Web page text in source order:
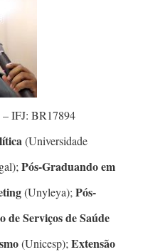
IFJ: BR17894
(Universidade
Pós-Graduando em
(Unyleya); Pós-
Serviços de Saúde
(Unicesp); Extensão